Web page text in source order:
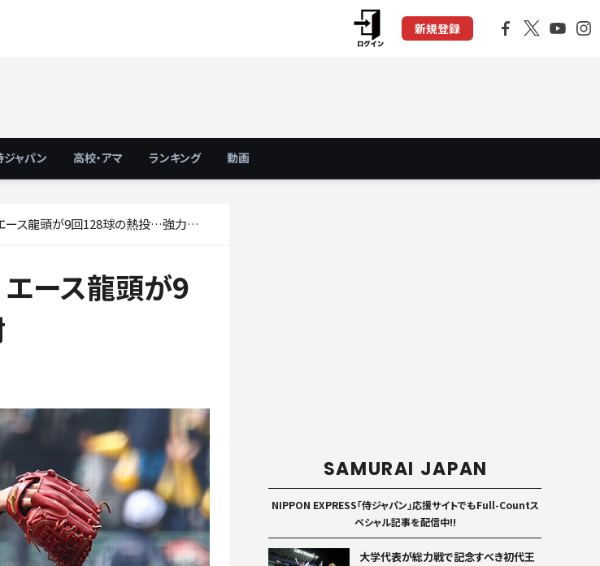
新規登録
ジャパン 高校・アマ ランキング 動画
頭が9回128球の熱投…強力打線を完封
ース龍頭が9
SAMURAI JAPAN
NIPPON EXPRESS「侍ジャパン」応援サイトでもFull-Countス
ペシャル記事を配信中!!
大学代表が総力戦で記念すべき初代王